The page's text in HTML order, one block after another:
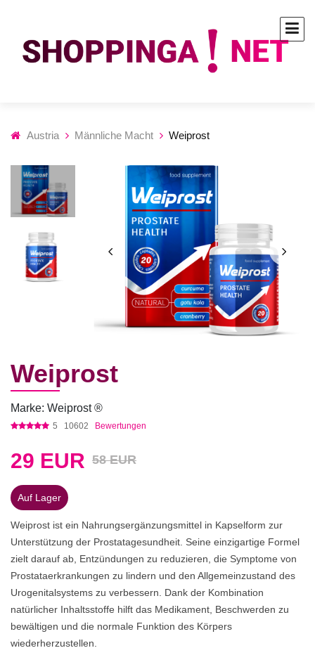
Austria Männliche Macht Weiprost
Weiprost
Marke: Weiprost ®
5 10602 Bewertungen
29 EUR 58 EUR
Auf Lager
Weiprost ist ein Nahrungsergänzungsmittel in Kapselform zur
Unterstützung der Prostatagesundheit. Seine einzigartige Formel
zielt darauf ab, Entzündungen zu reduzieren, die Symptome von
Prostataerkrankungen zu lindern und den Allgemeinzustand des
Urogenitalsystems zu verbessern. Dank der Kombination
natürlicher Inhaltsstoffe hilft das Medikament, Beschwerden zu
bewältigen und die normale Funktion des Körpers
wiederherzustellen.